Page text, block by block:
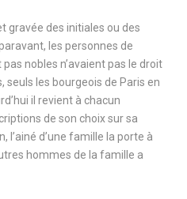
gravée des initiales ou des
les personnes de
nobles n’avaient pas le droit
seuls les bourgeois de Paris en
il revient à chacun
de son choix sur sa
l’ainé d’une famille la porte à
hommes de la famille a